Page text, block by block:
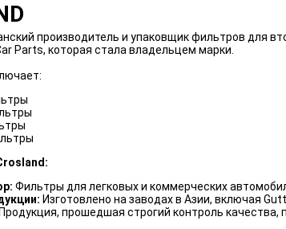
производитель и упаковщик фильтров для
Parts, которая стала владельцем марки.
Фильтры для легковых и коммерческих
Изготовлено на заводах в Азии, включая
Продукция, прошедшая строгий контроль